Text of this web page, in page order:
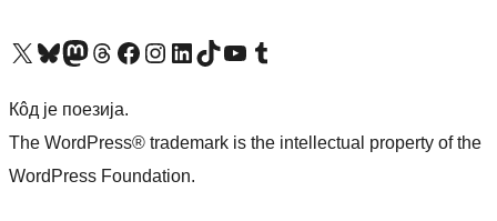
Visit our X (formerly Twitter) account
Посетите наш Bluesky налог
Visit our Mastodon account
Посетите наш налог на Threads-у Visit our Facebook pageПосетите наш Инстаграм налог
Visit our LinkedIn account
Посетите наш TikTok налог
Visit our YouTube channel
Посетите наш Tumblr налог
Кôд је поезија.
The WordPress® trademark is the intellectual property of the
WordPress Foundation.